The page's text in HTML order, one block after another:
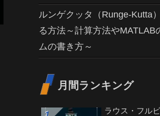
ルンゲクッタ（Runge-Kutta
る方法～計算方法やMATLAB
ムの書き方～
月間ランキング
ラウス・フル